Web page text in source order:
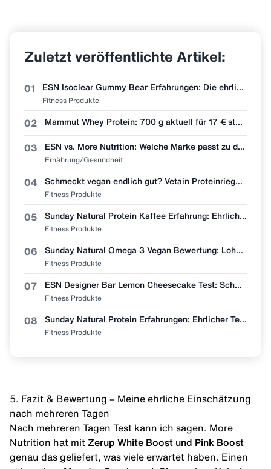
Zuletzt veröffentlichte Artikel:
01 ESN Isoclear Gummy Bear Erfahrungen: Die ehrlichste Bewertung der neuen Sorte
Fitness Produkte
02 Mammut Whey Protein: 700 g aktuell für 17 € statt 30 €
03 ESN vs. More Nutrition: Welche Marke passt zu dir?
Ernährung/Gesundheit
04 Schmeckt vegan endlich gut? Vetain Proteinriegel Zimtschnecke im Erfahrungsbericht
Fitness Produkte
05 Sunday Natural Protein Kaffee Erfahrung: Ehrliche Geschmacksbewertung
Fitness Produkte
06 Sunday Natural Omega 3 Vegan Bewertung: Lohnt sich der Wechsel vom Fischöl?
Fitness Produkte
07 ESN Designer Bar Lemon Cheesecake Test: Schmeckt wie Zitronenkuchen?
Fitness Produkte
08 Sunday Natural Protein Erfahrungen: Ehrlicher Test (Bio & Vegan?)
Fitness Produkte
5. Fazit & Bewertung – Meine ehrliche Einschätzung
nach mehreren Tagen
Nach mehreren Tagen Test kann ich sagen. More
Nutrition hat mit Zerup White Boost und Pink Boost
genau das geliefert, was viele erwartet haben. Einen